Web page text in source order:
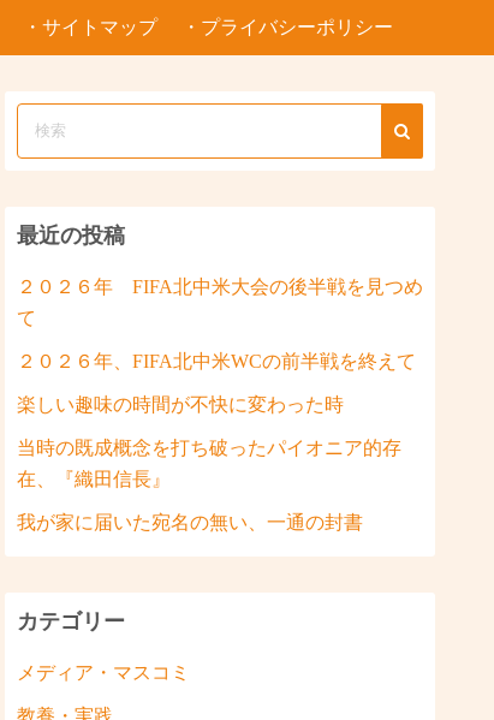
・サイトマップ ・プライバシーポリシー
最近の投稿
２０２６年 FIFA北中米大会の後半戦を見つめ
て
２０２６年、FIFA北中米WCの前半戦を終えて
楽しい趣味の時間が不快に変わった時
当時の既成概念を打ち破ったパイオニア的存
在、『織田信長』
我が家に届いた宛名の無い、一通の封書
カテゴリー
メディア・マスコミ
教養・実践